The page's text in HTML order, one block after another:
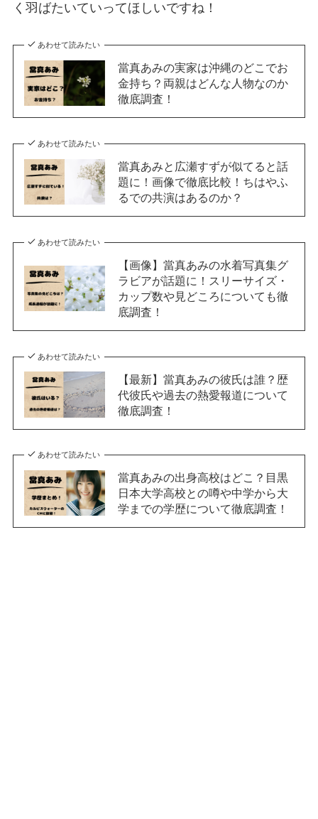
く羽ばたいていってほしいですね！
あわせて読みたい
當真あみの実家は沖縄のどこでお
金持ち？両親はどんな人物なのか
徹底調査！
あわせて読みたい
當真あみと広瀬すずが似てると話
題に！画像で徹底比較！ちはやふ
るでの共演はあるのか？
あわせて読みたい
【画像】當真あみの水着写真集グ
ラビアが話題に！スリーサイズ・
カップ数や見どころについても徹
底調査！
あわせて読みたい
【最新】當真あみの彼氏は誰？歴
代彼氏や過去の熱愛報道について
徹底調査！
あわせて読みたい
當真あみの出身高校はどこ？目黒
日本大学高校との噂や中学から大
学までの学歴について徹底調査！